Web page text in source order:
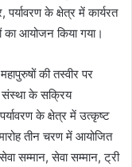
के क्षेत्र में कार्यरत
का आयोजन किया गया।
की तस्वीर पर
के सक्रिय
के क्षेत्र में उत्कृष्ट
तीन चरण में आयोजित
सम्मान, सेवा सम्मान, ट्री